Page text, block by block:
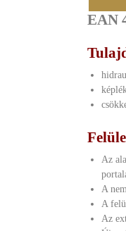
EAN
Az
A
A
Az